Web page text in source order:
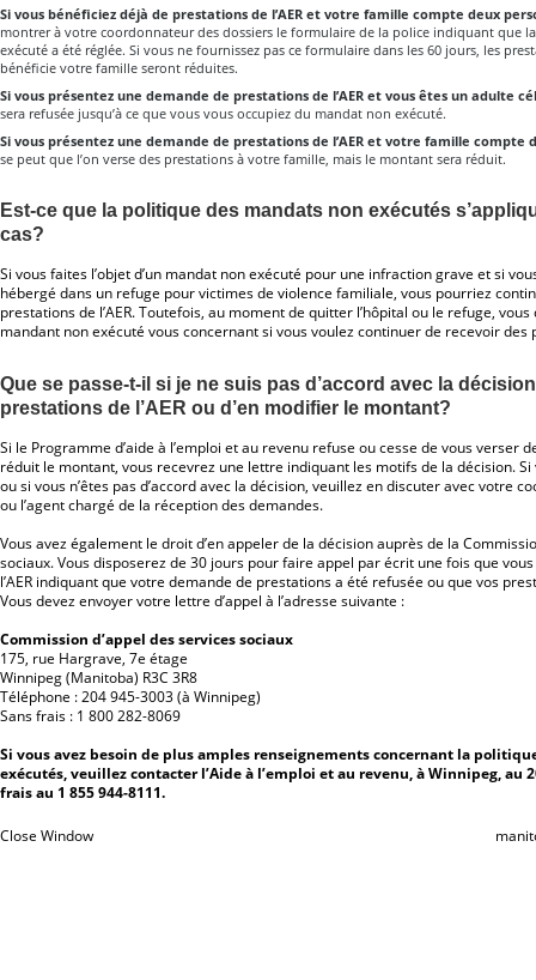
Si vous bénéficiez déjà de prestations de l’AER et votre famille compte deux
montrer à votre coordonnateur des dossiers le formulaire de la police indiquant que
exécuté a été réglée. Si vous ne fournissez pas ce formulaire dans les 60 jours, les
bénéficie votre famille seront réduites.
Si vous présentez une demande de prestations de l’AER et vous êtes un adulte
sera refusée jusqu’à ce que vous vous occupiez du mandat non exécuté.
Si vous présentez une demande de prestations de l’AER et votre famille compte
se peut que l’on verse des prestations à votre famille, mais le montant sera réduit.
Est-ce que la politique des mandats non exécutés
cas?
Si vous faites l’objet d’un mandat non exécuté pour une infraction grave et si
hébergé dans un refuge pour victimes de violence familiale, vous pourriez
prestations de l’AER. Toutefois, au moment de quitter l’hôpital ou le refuge,
mandant non exécuté vous concernant si vous voulez continuer de recevoir des
Que se passe-t-il si je ne suis pas d’accord avec la
prestations de l’AER ou d’en modifier le montant?
Si le Programme d’aide à l’emploi et au revenu refuse ou cesse de vous verser
réduit le montant, vous recevrez une lettre indiquant les motifs de la décision. Si
ou si vous n’êtes pas d’accord avec la décision, veuillez en discuter avec votre
ou l’agent chargé de la réception des demandes.
Vous avez également le droit d’en appeler de la décision auprès de la
sociaux. Vous disposerez de 30 jours pour faire appel par écrit une fois que
l’AER indiquant que votre demande de prestations a été refusée ou que vos
Vous devez envoyer votre lettre d’appel à l’adresse suivante :
Commission d’appel des services sociaux
175, rue Hargrave, 7e étage
Winnipeg (Manitoba) R3C 3R8
Téléphone : 204 945-3003 (à Winnipeg)
Sans frais : 1 800 282-8069
Si vous avez besoin de plus amples renseignements concernant la
exécutés, veuillez contacter l’Aide à l’emploi et au revenu, à Winnipeg, au
frais au 1 855 944-8111.
Close Window